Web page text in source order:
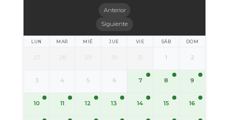
Anterior
Siguiente
LUN MAR MIÉ JUE VIE SÁB DOM
27 28 29 30 31 1 2
3 4 5 6 7 8 9
10 11 12 13 14 15 16